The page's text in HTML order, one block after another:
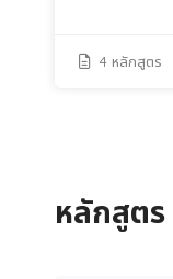
4 หลักสูตร
หลักสูตร